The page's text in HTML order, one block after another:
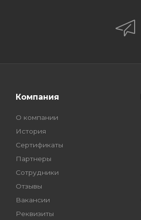
Компания
О компании
История
Сертификаты
Партнеры
Сотрудники
Отзывы
Вакансии
Реквизиты